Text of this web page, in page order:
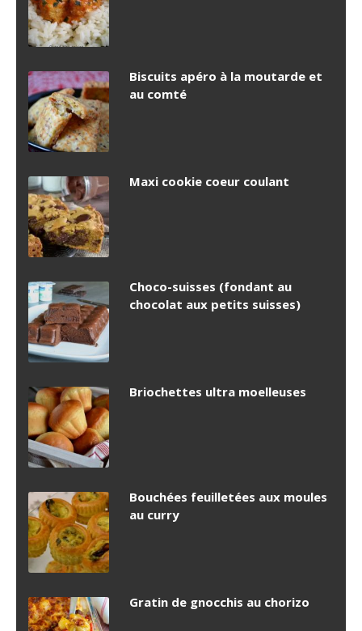
Biscuits apéro à la moutarde et
au comté
Maxi cookie coeur coulant
Choco-suisses (fondant au
chocolat aux petits suisses)
Briochettes ultra moelleuses
Bouchées feuilletées aux moules
au curry
Gratin de gnocchis au chorizo